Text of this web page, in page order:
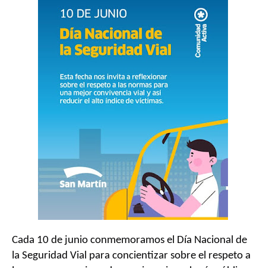
Cada 10 de junio conmemoramos el Día Nacional de
la Seguridad Vial para concientizar sobre el respeto a